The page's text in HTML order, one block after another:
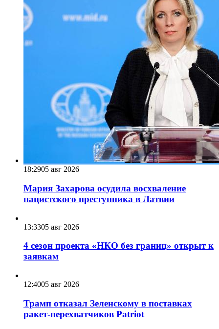
18:2905 авг 2026
Мария Захарова осудила восхваление
нацистского преступника в Латвии
13:3305 авг 2026
4 сезон проекта «НКО без границ» открыт к
заявкам
12:4005 авг 2026
Трамп отказал Зеленскому в поставках
ракет-перехватчиков Patriot